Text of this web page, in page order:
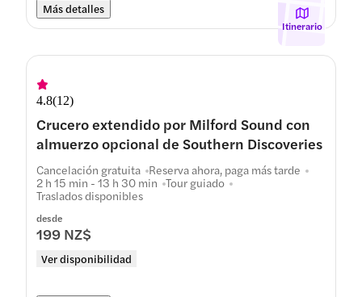
Más detalles
Itinerario
4.8(12)
Crucero extendido por Milford Sound con
almuerzo opcional de Southern Discoveries
desde
199 NZ$
Ver disponibilidad
Cancelación gratuita Reserva ahora, paga más tarde
2 h 15 min - 13 h 30 min Tour guiado
Traslados disponibles